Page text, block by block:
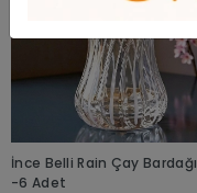
İnce Belli Rain Çay Bardağı
-6 Adet